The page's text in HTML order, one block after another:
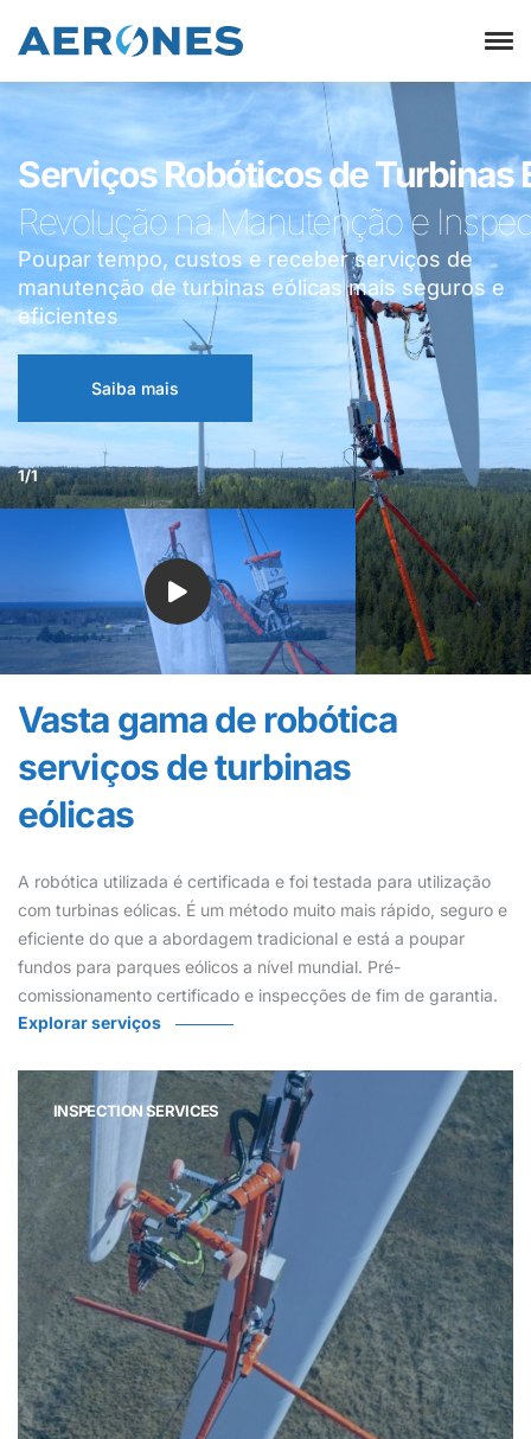
Serviços Robóticos de Turbinas
Revolução na Manutenção e
Poupar tempo, custos e receber serviços de
manutenção de turbinas eólicas mais seguros e
eficientes
Saiba mais
1/1
Vasta gama de robótica
serviços de turbinas
eólicas
A robótica utilizada é certificada e foi testada para utilização
com turbinas eólicas. É um método muito mais rápido, seguro e
eficiente do que a abordagem tradicional e está a poupar
fundos para parques eólicos a nível mundial. Pré-
comissionamento certificado e inspecções de fim de garantia.
Explorar serviços
INSPECTION SERVICES